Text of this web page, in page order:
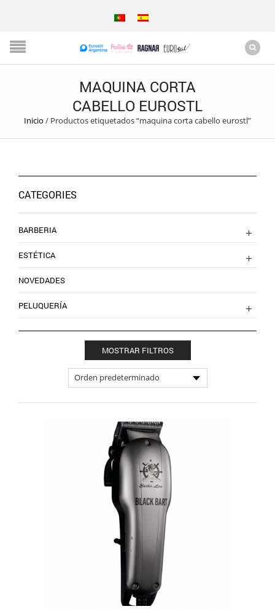
MAQUINA CORTA
CABELLO EUROSTL
Inicio / Productos etiquetados “maquina corta cabello eurostl”
MOSTRAR FILTROS
CATEGORIES
BARBERIA
ESTÉTICA
NOVEDADES
PELUQUERÍA